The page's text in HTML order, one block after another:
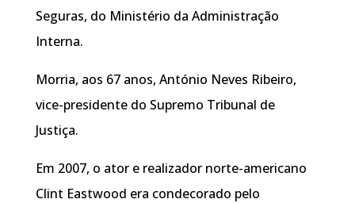
Seguras, do Ministério da Administração
Interna.
Morria, aos 67 anos, António Neves Ribeiro,
vice-presidente do Supremo Tribunal de
Justiça.
Em 2007, o ator e realizador norte-americano
Clint Eastwood era condecorado pelo